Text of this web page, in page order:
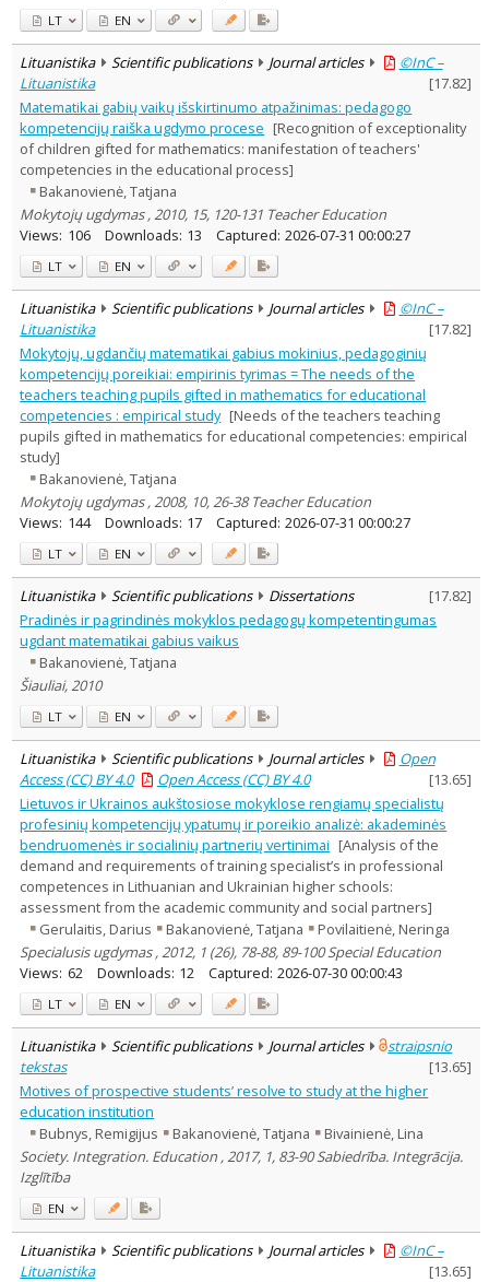
LT EN
Lituanistika Scientific publications Journal articles
©InC –
Lituanistika
[17.82]
Matematikai gabių vaikų išskirtinumo atpažinimas: pedagogo
kompetencijų raiška ugdymo procese [Recognition of exceptionality
of children gifted for mathematics: manifestation of teachers'
competencies in the educational process]
Bakanovienė, Tatjana
Mokytojų ugdymas , 2010, 15, 120-131 Teacher Education
Views: 106 Downloads: 13 Captured: 2026-07-31 00:00:27
LT EN
Lituanistika Scientific publications Journal articles
©InC –
Lituanistika
[17.82]
Mokytojų, ugdančių matematikai gabius mokinius, pedagoginių
kompetencijų poreikiai: empirinis tyrimas = The needs of the
teachers teaching pupils gifted in mathematics for educational
competencies : empirical study [Needs of the teachers teaching
pupils gifted in mathematics for educational competencies: empirical
study]
Bakanovienė, Tatjana
Mokytojų ugdymas , 2008, 10, 26-38 Teacher Education
Views: 144 Downloads: 17 Captured: 2026-07-31 00:00:27
LT EN
Lituanistika Scientific publications Dissertations [17.82]
Pradinės ir pagrindinės mokyklos pedagogų kompetentingumas
ugdant matematikai gabius vaikus
Bakanovienė, Tatjana
Šiauliai, 2010
LT EN
Lituanistika Scientific publications Journal articles
Open
Access (CC) BY 4.0
Open Access (CC) BY 4.0 [13.65]
Lietuvos ir Ukrainos aukštosiose mokyklose rengiamų specialistų
profesinių kompetencijų ypatumų ir poreikio analizė: akademinės
bendruomenės ir socialinių partnerių vertinimai [Analysis of the
demand and requirements of training specialist’s in professional
competences in Lithuanian and Ukrainian higher schools:
assessment from the academic community and social partners]
Gerulaitis, Darius
Bakanovienė, Tatjana
Povilaitienė, Neringa
Specialusis ugdymas , 2012, 1 (26), 78-88, 89-100 Special Education
Views: 62 Downloads: 12 Captured: 2026-07-30 00:00:43
LT EN
Lituanistika Scientific publications Journal articles
straipsnio
tekstas
[13.65]
Motives of prospective students’ resolve to study at the higher
education institution
Bubnys, Remigijus
Bakanovienė, Tatjana
Bivainienė, Lina
Society. Integration. Education , 2017, 1, 83-90 Sabiedrība. Integrācija.
Izglītība
EN
Lituanistika Scientific publications Journal articles
©InC –
Lituanistika
[13.65]